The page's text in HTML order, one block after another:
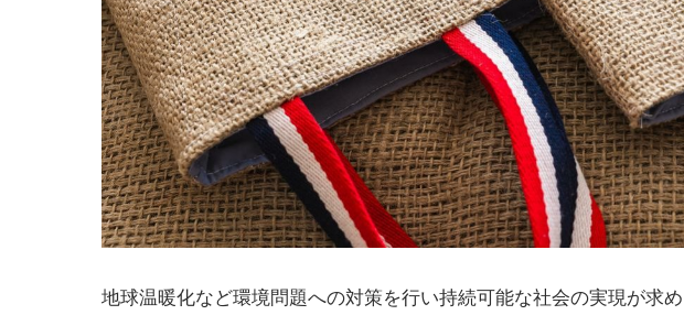
地球温暖化など環境問題への対策を行い持続可能な社会の実現が求